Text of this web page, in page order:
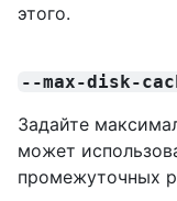
этого.
--max-disk-
Задайте
может
промежуточных